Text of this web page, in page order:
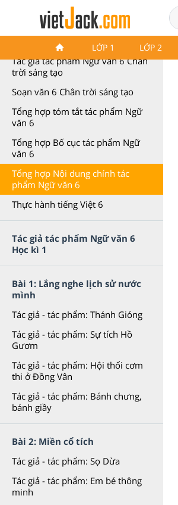
LỚP 1 LỚP 2
Tác giả tác phẩm Văn 6
Tác giả tác phẩm Ngữ văn 6 Chân
trời sáng tạo
Soạn văn 6 Chân trời sáng tạo
Tổng hợp tóm tắt tác phẩm Ngữ
văn 6
Tổng hợp Bố cục tác phẩm Ngữ
văn 6
Tổng hợp Nội dung chính tác
phẩm Ngữ văn 6
Thực hành tiếng Việt 6
Tác giả tác phẩm Ngữ văn 6
Học kì 1
Bài 1: Lắng nghe lịch sử nước
mình
Tác giả - tác phẩm: Thánh Gióng
Tác giả - tác phẩm: Sự tích Hồ
Gươm
Tác giả - tác phẩm: Hội thổi cơm
thi ở Đồng Vân
Tác giả - tác phẩm: Bánh chưng,
bánh giầy
Bài 2: Miền cổ tích
Tác giả - tác phẩm: Sọ Dừa
Tác giả - tác phẩm: Em bé thông
minh